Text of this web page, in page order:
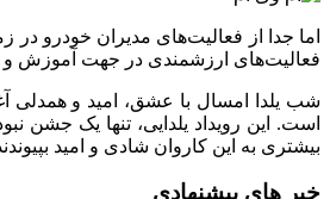
فعالیت‌های ارزشمندی در جهت آموزش و
شب یلدا امسال با عشق، امید و همدلی
است. این رویداد یلدایی، تنها یک جشن
بیشتری به این کاروان شادی و امید
خبر های پیشنهادی